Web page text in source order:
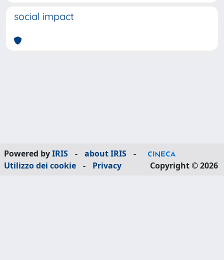
social impact
Powered byIRIS - about IRIS
-
Utilizzo dei cookie
- Privacy Copyright © 2026